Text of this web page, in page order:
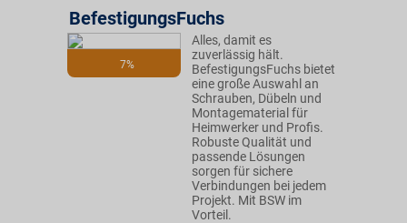
7%
BefestigungsFuchs
Alles, damit es
zuverlässig hält.
BefestigungsFuchs bietet
eine große Auswahl an
Schrauben, Dübeln und
Montagematerial für
Heimwerker und Profis.
Robuste Qualität und
passende Lösungen
sorgen für sichere
Verbindungen bei jedem
Projekt. Mit BSW im
Vorteil.